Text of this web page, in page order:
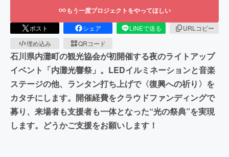
もう一度プロジェクトをやってほしい
ポスト シェア LINEで送る
URLコピー
埋め込み
QRコード
石川県内灘町の観光協会が初開催する夜のライトアップ
イベント「内灘光響祭」。LEDイルミネーションと音楽
ステージの他、ランタン打ち上げで〈復興への祈り〉を
カタチにします。開催経費をクラウドファンディングで
募り、来場者も支援者も一体となった“光の祭典”を実現
します。どうかご支援をお願いします！